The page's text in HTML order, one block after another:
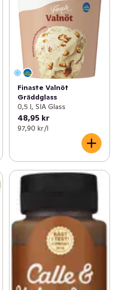
Finaste Valnöt
Gräddglass
0,5 l, SIA Glass
48,95 kr
97,90 kr /l